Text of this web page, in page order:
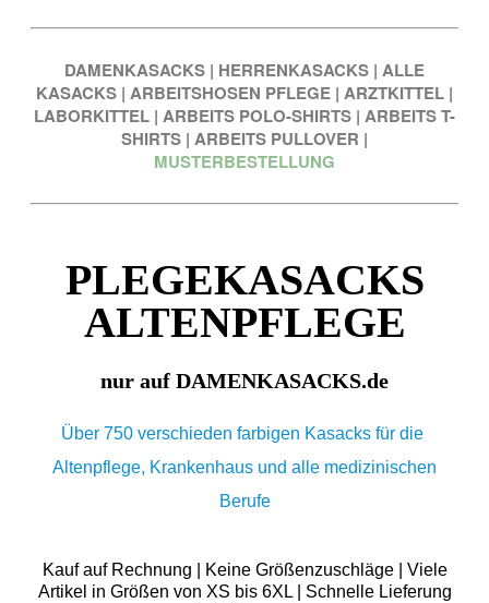
DAMENKASACKS | HERRENKASACKS | ALLE
KASACKS | ARBEITSHOSEN PFLEGE | ARZTKITTEL |
LABORKITTEL | ARBEITS POLO-SHIRTS | ARBEITS T-
SHIRTS | ARBEITS PULLOVER |
MUSTERBESTELLUNG
PLEGEKASACKS
ALTENPFLEGE
nur auf DAMENKASACKS.de
Über 750 verschieden farbigen Kasacks für die
Altenpflege, Krankenhaus und alle medizinischen
Berufe
Kauf auf Rechnung | Keine Größenzuschläge | Viele
Artikel in Größen von XS bis 6XL | Schnelle Lieferung